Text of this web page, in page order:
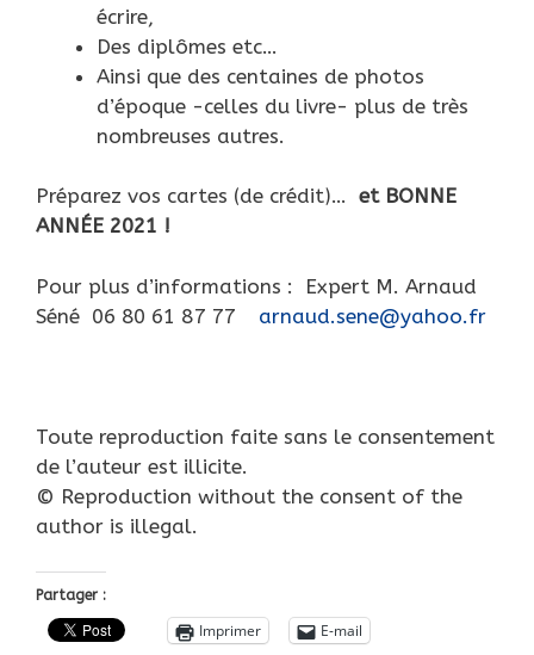
écrire,
Des diplômes etc…
Ainsi que des centaines de photos
d’époque -celles du livre- plus de très
nombreuses autres.
Préparez vos cartes (de crédit)… et BONNE
ANNÉE 2021 !
Pour plus d’informations : Expert M. Arnaud
Séné 06 80 61 87 77 arnaud.sene@yahoo.fr
Toute reproduction faite sans le consentement
de l’auteur est illicite.
© Reproduction without the consent of the
author is illegal.
Partager :
Imprimer E-mail